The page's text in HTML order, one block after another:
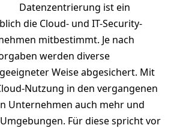
Datenzentrierung ist ein
die Cloud- und IT-Security-
mitbestimmt. Je nach
werden diverse
Weise abgesichert. Mit
Nutzung in den vergangenen
Unternehmen auch mehr und
Für diese spricht vor